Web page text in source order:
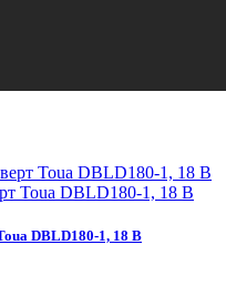
Toua DBLD180-1, 18 В
DBLD180-1, 18 В